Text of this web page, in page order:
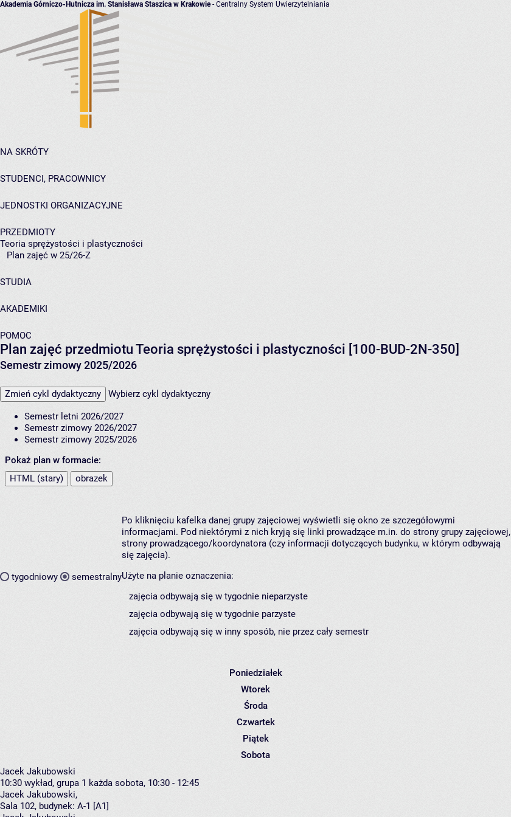
Akademia Górniczo-Hutnicza im. Stanisława Staszica w Krakowie- Centralny System Uwierzytelniania
NA SKRÓTY
STUDENCI, PRACOWNICY
JEDNOSTKI ORGANIZACYJNE
PRZEDMIOTY
Teoria sprężystości i plastyczności
Plan zajęć w 25/26-Z
STUDIA
AKADEMIKI
POMOC
Plan zajęć przedmiotu Teoria sprężystości i plastyczności [100-BUD-2N-350]
Semestr zimowy 2025/2026
Zmień cykl dydaktyczny Wybierz cykl dydaktyczny
Semestr letni 2026/2027
Semestr zimowy 2026/2027
Semestr zimowy 2025/2026
Pokaż plan w formacie:
HTML (stary)
obrazek
tygodniowy semestralny
Po kliknięciu kafelka danej grupy zajęciowej wyświetli się okno ze szczegółowymi
informacjami. Pod niektórymi z nich kryją się linki prowadzące m.in. do strony grupy zajęciowej,
strony prowadzącego/koordynatora (czy informacji dotyczących budynku, w którym odbywają
się zajęcia).
Użyte na planie oznaczenia:
zajęcia odbywają się w tygodnie nieparzyste
zajęcia odbywają się w tygodnie parzyste
zajęcia odbywają się w inny sposób, nie przez cały semestr
Poniedziałek
Wtorek
Środa
Czwartek
Piątek
Sobota
Jacek Jakubowski
10:30 wykład, grupa 1 każda sobota, 10:30 - 12:45
Jacek Jakubowski,
Sala 102, budynek: A-1 [A1]